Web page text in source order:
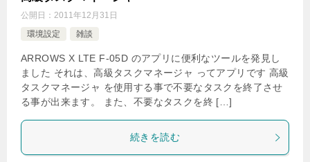
公開日： 2011年12月31日
環境設定
雑談
ARROWS X LTE F-05D のアプリに便利なツールを発見し
ました それは、高級タスクマネージャ ってアプリです 高級
タスクマネージャ を使用する事で不要なタスクを終了させ
る事が出来ます。 また、不要なタスクを終 […]
続きを読む